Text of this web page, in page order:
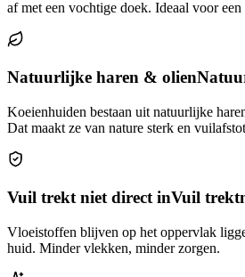
af met een vochtige doek. Ideaal voor
Natuurlijke haren & olien
Koeienhuiden bestaan uit natuurlijke
Dat maakt ze van nature sterk en
Vuil trekt niet direct inVuil trekt
Vloeistoffen blijven op het oppervlak
huid. Minder vlekken, minder zorgen.